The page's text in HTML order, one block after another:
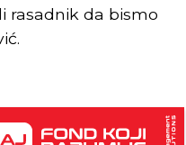
rasadnik da bismo